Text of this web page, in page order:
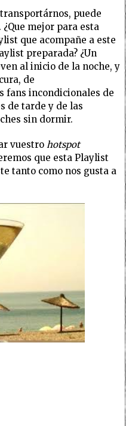
puede
mejor para esta
que acompañe a este
preparada? ¿Un
al inicio de la noche, y
de
fans incondicionales de
de tarde y de las
sin dormir.
vuestro hotspot
que esta Playlist
tanto como nos gusta a